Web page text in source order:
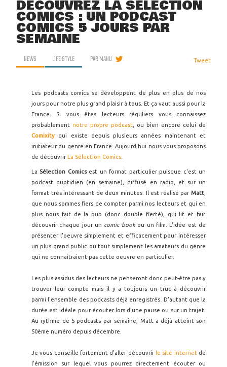
DÉCOUVREZ LA SÉLECTION
COMICS : UN PODCAST
COMICS 5 JOURS PAR
SEMAINE
NEWS LIFE STYLE PARMANU Tweet
Les podcasts comics se développent de plus en plus de nos
jours pour notre plus grand plaisir à tous. Et ça vaut aussi pour la
France. Si vous êtes lecteurs réguliers vous connaissez
probablement notre propre podcast , ou bien encore celui de
Comixity qui existe depuis plusieurs années maintenant et
initiateur du genre en France. Aujourd'hui nous vous proposons
de découvrirLa Sélection Comics
La Sélection Comicsest un format particulier puisque c'est un
podcast quotidien (en semaine), diffusé en radio, et sur un
format très intéressant de deux minutes. Il est réalisé par Matt
que nous sommes fiers de compter parmi nos lecteurs et qui en
plus nous fait de la pub (donc double fierté), qui lit et fait
découvrir chaque jour un comic bookou un film. L'idée est de
présenter l'oeuvre simplement et efficacement pour intéresser
un plus grand public ou tout simplement les amateurs du genre
qui ne connaîtraient pas cette oeuvre en particulier.
Les plus assidus des lecteurs ne penseront donc peut-être pas y
trouver leur compte mais il y a toujours un truc à découvrir
parmi l'ensemble des podcasts déjà enregistrés. D'autant que la
durée est idéale pour écouter lors d'une pause ou sur un trajet.
Au rythme de 5 podcasts par semaine, Matt a déjà atteint son
50ème numéro depuis décembre.
Je vous conseille fortement d'aller découvrir le site internetde
l'émission sur lequel vous pourrez directement écouter ou